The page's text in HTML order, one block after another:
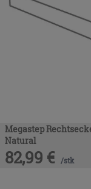
Megastep
Natural
82,99 € /stk